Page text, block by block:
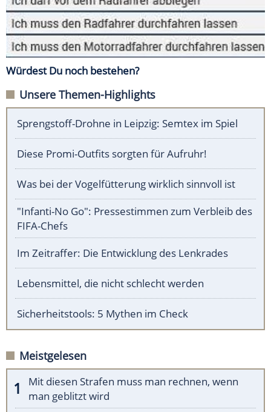
Würdest Du noch bestehen?
Unsere Themen-Highlights
Sprengstoff-Drohne in Leipzig: Semtex im Spiel
Diese Promi-Outfits sorgten für Aufruhr!
Was bei der Vogelfütterung wirklich sinnvoll ist
"Infanti-No Go": Pressestimmen zum Verbleib des
FIFA-Chefs
Im Zeitraffer: Die Entwicklung des Lenkrades
Lebensmittel, die nicht schlecht werden
Sicherheitstools: 5 Mythen im Check
Meistgelesen
Mit diesen Strafen muss man rechnen, wenn
man geblitzt wird